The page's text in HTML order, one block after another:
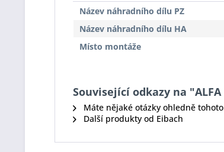
Název náhradního dílu PZ
Název náhradního dílu HA
Místo montáže
Související odkazy na "ALFA
Máte nějaké otázky ohledně
Další produkty od Eibach